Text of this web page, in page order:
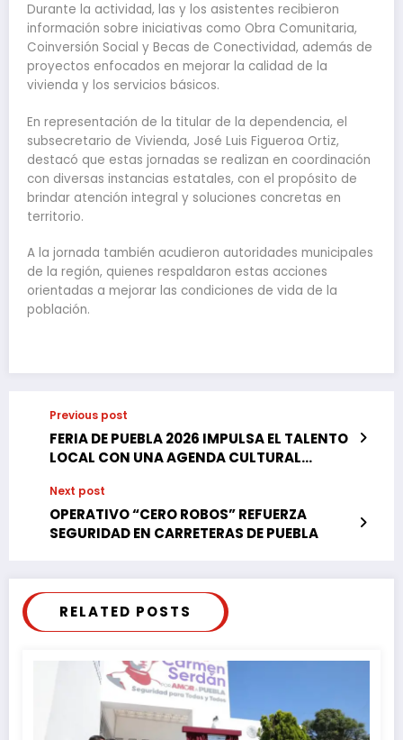
Durante la actividad, las y los asistentes recibieron
información sobre iniciativas como Obra Comunitaria,
Coinversión Social y Becas de Conectividad, además de
proyectos enfocados en mejorar la calidad de la
vivienda y los servicios básicos.
En representación de la titular de la dependencia, el
subsecretario de Vivienda, José Luis Figueroa Ortiz,
destacó que estas jornadas se realizan en coordinación
con diversas instancias estatales, con el propósito de
brindar atención integral y soluciones concretas en
territorio.
A la jornada también acudieron autoridades municipales
de la región, quienes respaldaron estas acciones
orientadas a mejorar las condiciones de vida de la
población.
Previous post
FERIA DE PUEBLA 2026 IMPULSA EL TALENTO
LOCAL CON UNA AGENDA CULTURAL
Next post
OPERATIVO “CERO ROBOS” REFUERZA
SEGURIDAD EN CARRETERAS DE PUEBLA
RELATED POSTS